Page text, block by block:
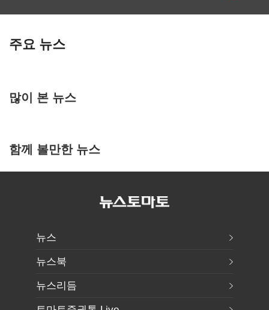
주요 뉴스
많이 본 뉴스
함께 볼만한 뉴스
뉴스
뉴스북
뉴스리듬